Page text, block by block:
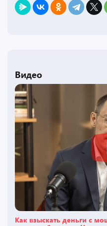
Видео
Как взыскать деньги с